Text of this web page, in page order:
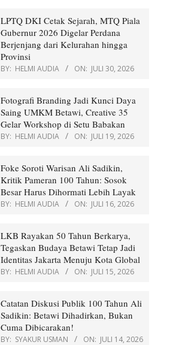
LPTQ DKI Cetak Sejarah, MTQ Piala
Gubernur 2026 Digelar Perdana
Berjenjang dari Kelurahan hingga
Provinsi
BY: HELMI AUDIA ON: JULI 30, 2026
Fotografi Branding Jadi Kunci Daya
Saing UMKM Betawi, Creative 35
Gelar Workshop di Setu Babakan
BY: HELMI AUDIA ON: JULI 19, 2026
Foke Soroti Warisan Ali Sadikin,
Kritik Pameran 100 Tahun: Sosok
Besar Harus Dihormati Lebih Layak
BY: HELMI AUDIA ON: JULI 16, 2026
LKB Rayakan 50 Tahun Berkarya,
Tegaskan Budaya Betawi Tetap Jadi
Identitas Jakarta Menuju Kota Global
BY: HELMI AUDIA ON: JULI 15, 2026
Catatan Diskusi Publik 100 Tahun Ali
Sadikin: Betawi Dihadirkan, Bukan
Cuma Dibicarakan!
BY: SYAKUR USMAN ON: JULI 14, 2026